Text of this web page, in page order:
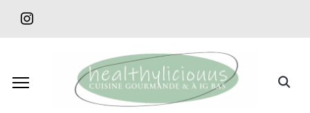
instagram
Search